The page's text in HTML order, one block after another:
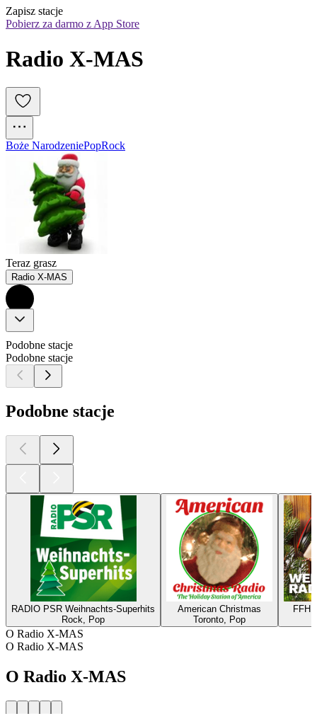
Zapisz stacje
Pobierz za darmo z App Store
Radio X-MAS
Boże NarodzeniePopRock
Teraz grasz
Radio X-MAS
Podobne stacje
Podobne stacje
Podobne stacje
RADIO PSR Weihnachts-Superhits
Rock, Pop
American Christmas
Toronto, Pop
FFH
O Radio X-MAS
O Radio X-MAS
O Radio X-MAS